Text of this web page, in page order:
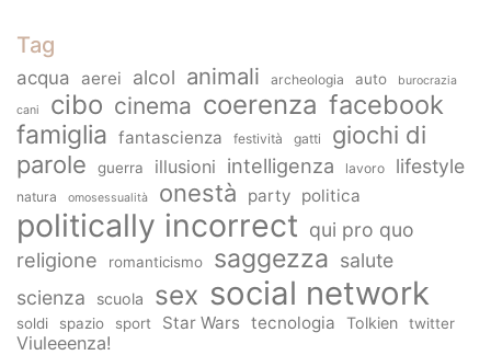
Tag
acqua aerei alcol animali archeologia auto burocrazia
cani cibo cinema coerenza facebook
famiglia fantascienza festività gatti
giochi di
parole
guerra illusioni intelligenza lavoro lifestyle
natura omosessualità onestà party politica
politically incorrect qui pro quo
religione romanticismo saggezza salute
scienza
scuola sex social network
soldi spazio sport Star Wars tecnologia Tolkien twitter
Viuleeenza!